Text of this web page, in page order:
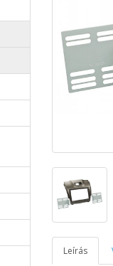
Leírás